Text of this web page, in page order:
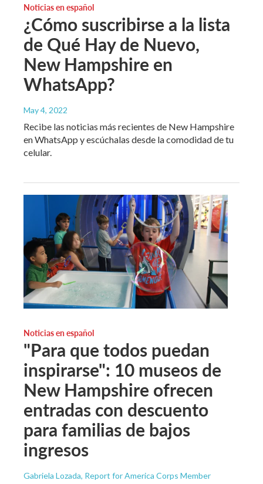
Noticias en español
¿Cómo suscribirse a la lista
de Qué Hay de Nuevo,
New Hampshire en
WhatsApp?
May 4, 2022
Recibe las noticias más recientes de New Hampshire
en WhatsApp y escúchalas desde la comodidad de tu
celular.
Noticias en español
"Para que todos puedan
inspirarse": 10 museos de
New Hampshire ofrecen
entradas con descuento
para familias de bajos
ingresos
Gabriela Lozada, Report for America Corps Member